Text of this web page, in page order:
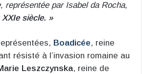
représentée par Isabel da Rocha,
XXIe siècle. »
Boadicée, reine
résisté à l’invasion romaine au
Leszczynska, reine de